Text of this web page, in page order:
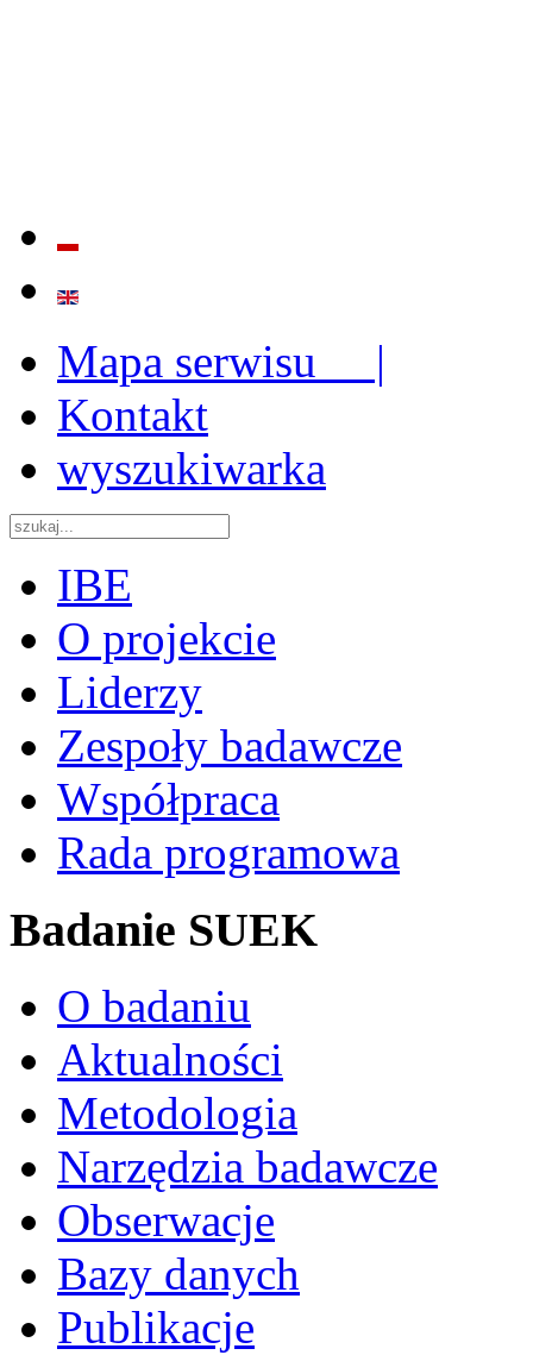
Mapa serwisu |
Kontakt
wyszukiwarka
IBE
O projekcie
Liderzy
Zespoły badawcze
Współpraca
Rada programowa
Badanie SUEK
O badaniu
Aktualności
Metodologia
Narzędzia badawcze
Obserwacje
Bazy danych
Publikacje